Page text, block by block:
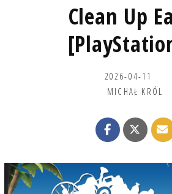
Clean Up
2026-04-11
MICHAŁ KRÓL